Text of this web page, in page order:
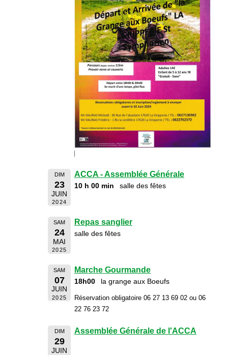
DIM
23
JUIN
2024
ACCA - Assemblée Générale
10 h 00 min salle des fêtes
SAM
24
MAI
2025
Repas sanglier
salle des fêtes
SAM
07
JUIN
2025
Marche Gourmande
18h00 la grange aux Boeufs
Réservation obligatoire 06 27 13 69 02 ou 06
22 76 23 72
DIM
29
JUIN
Assemblée Générale de l'ACCA